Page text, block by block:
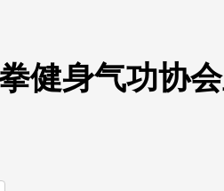
健身气功协